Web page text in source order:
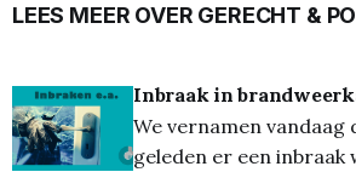
LEES MEER OVER GERECHT &
Inbraak in
We vernamen vandaag
geleden er een inbraak